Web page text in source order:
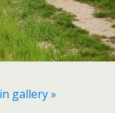
gallery »